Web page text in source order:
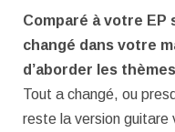
Comparé à votre EP
changé dans votre
d’aborder les
Tout a changé, ou
reste la version guitare